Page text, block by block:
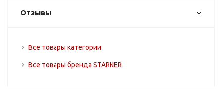
Отзывы
Все товары категории
Все товары бренда STARNER